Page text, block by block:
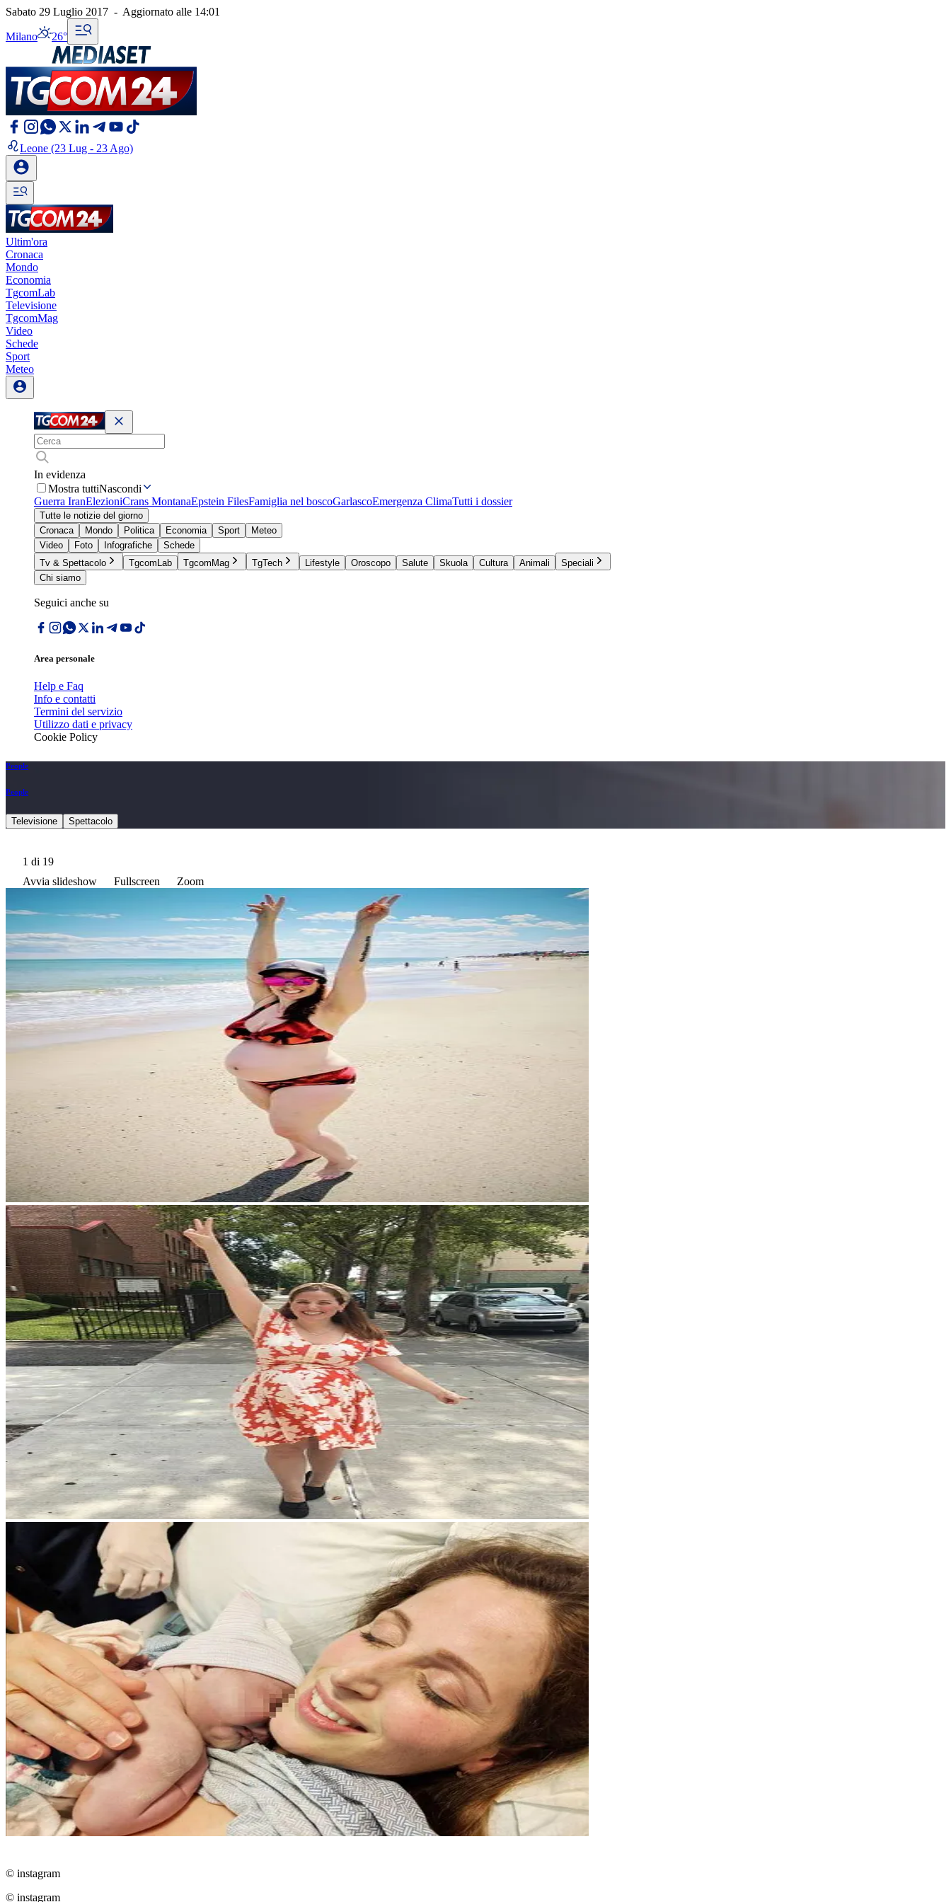
Sabato 29 Luglio 2017 - Aggiornato alle 14:01
Milano 26°
Leone (23 Lug - 23 Ago)
Ultim'ora
Cronaca
Mondo
Economia
TgcomLab
Televisione
TgcomMag
Video
Schede
Sport
Meteo
In evidenza
Mostra tuttiNascondi
Guerra IranElezioniCrans MontanaEpstein FilesFamiglia nel boscoGarlascoEmergenza ClimaTutti i dossier
Tutte le notizie del giorno
Cronaca
Mondo Politica Economia Sport
Meteo
Video
Foto Infografiche
Schede
Tv & Spettacolo
TgcomLab TgcomMag TgTech Lifestyle Oroscopo Salute Skuola Cultura Animali
Speciali
Chi siamo
Seguici anche su
Area personale
Help e Faq
Info e contatti
Termini del servizio
Utilizzo dati e privacy
Cookie Policy
People
People
Televisione Spettacolo
1 di 19
Avvia slideshow
Fullscreen Zoom
© instagram
© instagram